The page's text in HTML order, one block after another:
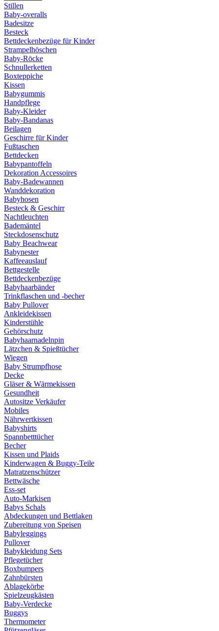
Stillen
Baby-overalls
Badesitze
Besteck
Bettdeckenbezüge für Kinder
Strampelhöschen
Baby-Röcke
Schnullerketten
Boxteppiche
Kissen
Babygummis
Handpflege
Baby-Kleider
Baby-Bandanas
Beilagen
Geschirre für Kinder
Fußtaschen
Bettdecken
Babypantoffeln
Dekoration Accessoires
Baby-Badewannen
Wanddekoration
Babyhosen
Besteck & Geschirr
Nachtleuchten
Bademäntel
Steckdosenschutz
Baby Beachwear
Babynester
Kaffeeauslauf
Bettgestelle
Bettdeckenbezüge
Babyhaarbänder
Trinkflaschen und -becher
Baby Pullover
Ankleidekissen
Kinderstühle
Gehörschutz
Babyhaarnadelnpin
Lätzchen & Spießtücher
Wiegen
Baby Strumpfhose
Decke
Gläser & Wärmekissen
Gesundheit
Autositze Verkäufer
Mobiles
Nährwertkissen
Babyshirts
Spannbetttücher
Becher
Kissen und Plaids
Kinderwagen & Buggy-Teile
Matratzenschützer
Bettwäsche
Ess-set
Auto-Markisen
Babys Schals
Abdeckungen und Bettlaken
Zubereitung von Speisen
Babyleggings
Pullover
Babykleidung Sets
Pflegetücher
Boxbumpers
Zahnbürsten
Ablagekörbe
Spielzeugkästen
Baby-Verdecke
Buggys
Thermometer